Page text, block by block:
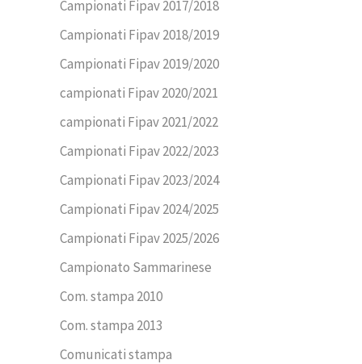
Campionati Fipav 2017/2018
Campionati Fipav 2018/2019
Campionati Fipav 2019/2020
campionati Fipav 2020/2021
campionati Fipav 2021/2022
Campionati Fipav 2022/2023
Campionati Fipav 2023/2024
Campionati Fipav 2024/2025
Campionati Fipav 2025/2026
Campionato Sammarinese
Com. stampa 2010
Com. stampa 2013
Comunicati stampa